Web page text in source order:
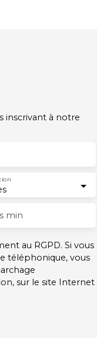
inscrivant à notre
min
au RGPD. Si vous
téléphonique, vous
sur le site Internet